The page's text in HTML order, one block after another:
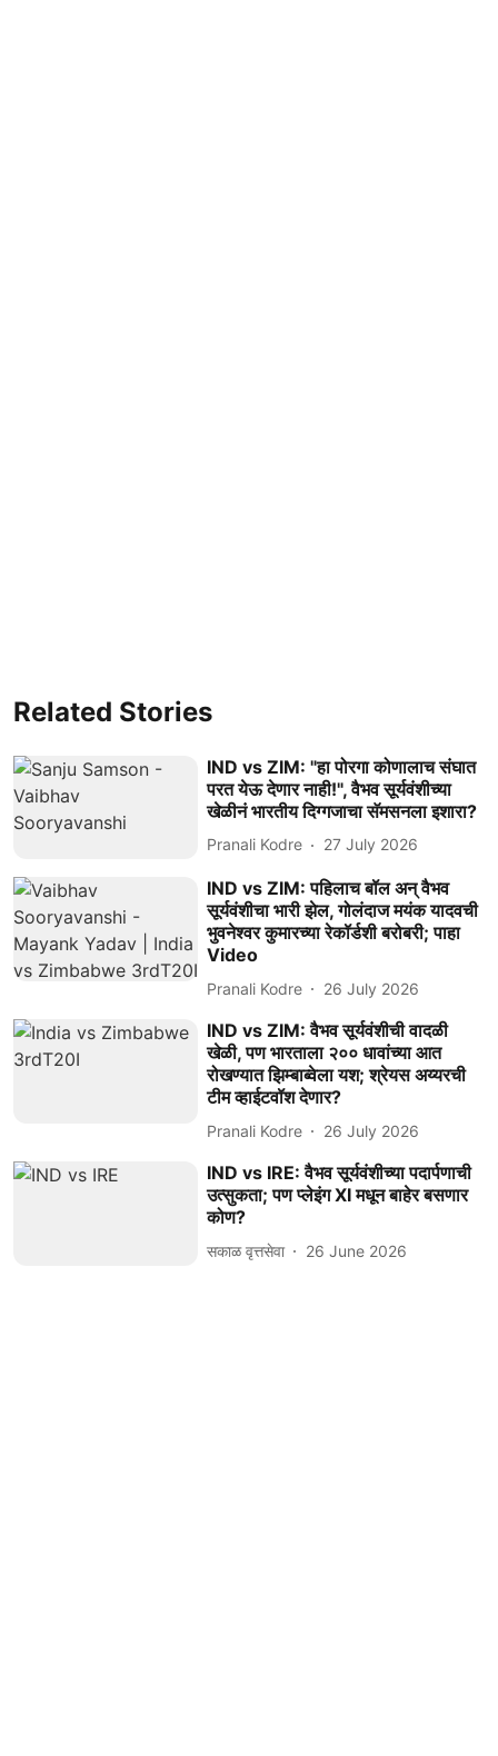
Related Stories
IND vs ZIM: "हा पोरगा कोणालाच संघात
परत येऊ देणार नाही!", वैभव सूर्यवंशीच्या
खेळीनं भारतीय दिग्गजाचा सॅमसनला इशारा?
Pranali Kodre 27 July 2026
IND vs ZIM: पहिलाच बॉल अन् वैभव
सूर्यवंशीचा भारी झेल, गोलंदाज मयंक यादवची
भुवनेश्वर कुमारच्या रेकॉर्डशी बरोबरी; पाहा
Video
Pranali Kodre 26 July 2026
IND vs ZIM: वैभव सूर्यवंशीची वादळी
खेळी, पण भारताला २०० धावांच्या आत
रोखण्यात झिम्बाब्वेला यश; श्रेयस अय्यरची
टीम व्हाईटवॉश देणार?
Pranali Kodre 26 July 2026
IND vs IRE: वैभव सूर्यवंशीच्या पदार्पणाची
उत्सुकता; पण प्लेइंग XI मधून बाहेर बसणार
कोण?
सकाळ वृत्तसेवा 26 June 2026